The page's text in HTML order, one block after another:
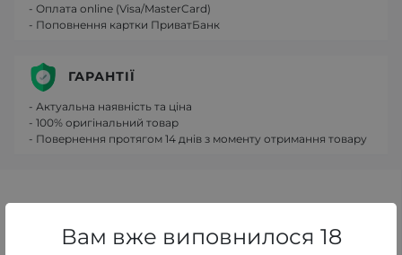
Вам вже виповнилося 18
- Оплата online (Visa/MasterCard)
- Поповнення картки ПриватБанк
ГАРАНТІЇ
- Актуальна наявність та ціна
- 100% оригінальний товар
- Повернення протягом 14 днів з моменту отримання товару